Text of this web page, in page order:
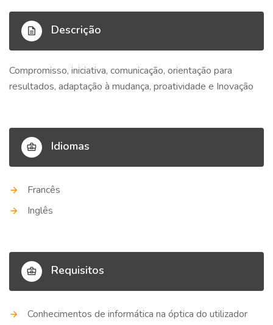
Descrição
Compromisso, iniciativa, comunicação, orientação para
resultados, adaptação à mudança, proatividade e Inovação
Idiomas
Francês
Inglês
Requisitos
Conhecimentos de informática na óptica do utilizador